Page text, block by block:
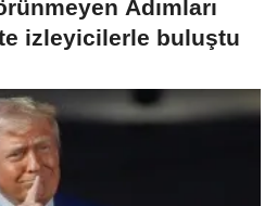
Adımları
izleyicilerle buluştu